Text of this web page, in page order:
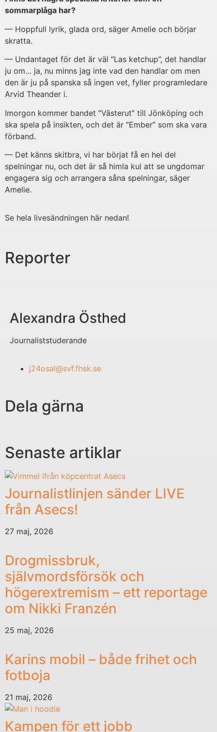
sommarplåga har?
— Hoppfull lyrik, glada ord, säger Amelie och börjar
skratta.
— Undantaget för det är väl ”Las ketchup”, det handlar
ju om… ja, nu minns jag inte vad den handlar om men
den är ju på spanska så ingen vet, fyller programledare
Arvid Theander i.
Imorgon kommer bandet ”Västerut” till Jönköping och
ska spela på insikten, och det är ”Ember” som ska vara
förband.
— Det känns skitbra, vi har börjat få en hel del
spelningar nu, och det är så himla kul att se ungdomar
engagera sig och arrangera såna spelningar, säger
Amelie.
Se hela livesändningen här nedan!
Reporter
Alexandra Östhed
Journaliststuderande
j24osal@svf.fhsk.se
Dela gärna
Senaste artiklar
Journalistlinjen sänder LIVE
från Asecs!
27 maj, 2026
Drogmissbruk,
självmordsförsök och
högerextremism – ett reportage
om Nikki Franzén
25 maj, 2026
Karins mobil – både frihet och
fotboja
21 maj, 2026
Kampen för ett jobb